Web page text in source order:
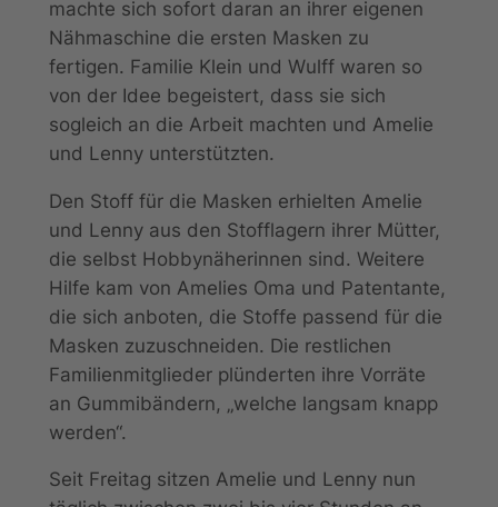
machte sich sofort daran an ihrer eigenen
Nähmaschine die ersten Masken zu
fertigen. Familie Klein und Wulff waren so
von der Idee begeistert, dass sie sich
sogleich an die Arbeit machten und Amelie
und Lenny unterstützten.
Den Stoff für die Masken erhielten Amelie
und Lenny aus den Stofflagern ihrer Mütter,
die selbst Hobbynäherinnen sind. Weitere
Hilfe kam von Amelies Oma und Patentante,
die sich anboten, die Stoffe passend für die
Masken zuzuschneiden. Die restlichen
Familienmitglieder plünderten ihre Vorräte
an Gummibändern, „welche langsam knapp
werden“.
Seit Freitag sitzen Amelie und Lenny nun